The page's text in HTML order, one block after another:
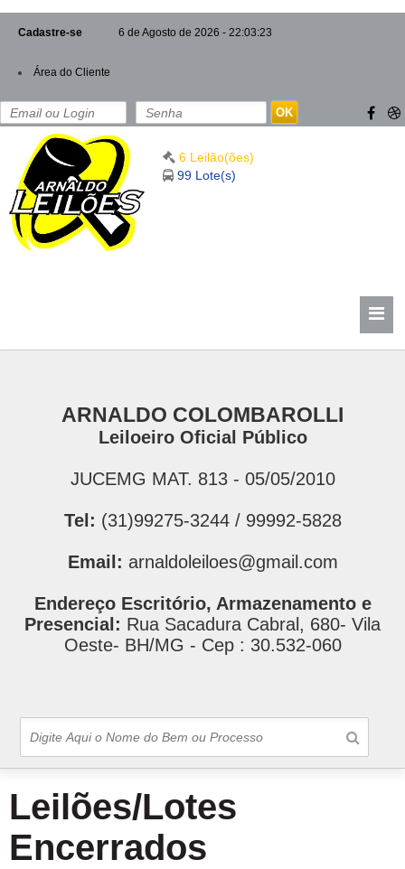
Cadastre-se 6 de Agosto de 2026 - 22:03:23
Área do Cliente
OK
6 Leilão(ões)
99 Lote(s)
ARNALDO COLOMBAROLLI
Leiloeiro Oficial Público
JUCEMG MAT. 813 - 05/05/2010
Tel: (31)99275-3244 / 99992-5828
Email: arnaldoleiloes@gmail.com
Endereço Escritório, Armazenamento e
Presencial: Rua Sacadura Cabral, 680- Vila
Oeste- BH/MG - Cep : 30.532-060
Leilões/Lotes
Encerrados